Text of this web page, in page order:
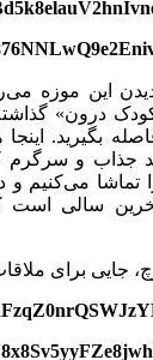
این موزه
بگیرید.
جذاب و سرگرم
تماشا می‌کنیم و
سالی است
جایی برای